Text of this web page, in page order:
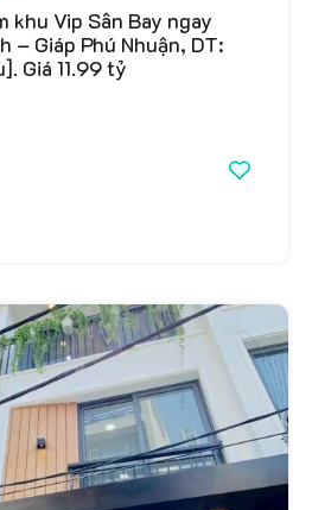
khu Vip Sân Bay ngay
– Giáp Phú Nhuận, DT:
Giá 11.99 tỷ